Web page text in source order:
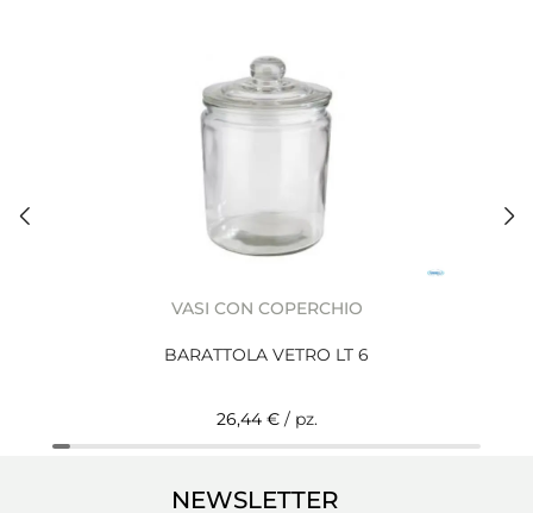
VASI CON COPERCHIO
BARATTOLA VETRO LT 6
26,44 € / pz.
NEWSLETTER